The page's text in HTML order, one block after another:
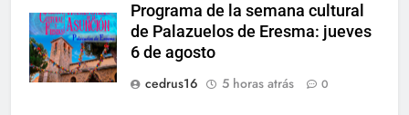
Programa de la semana cultural
de Palazuelos de Eresma: jueves
6 de agosto
cedrus16
5 horas atrás 0